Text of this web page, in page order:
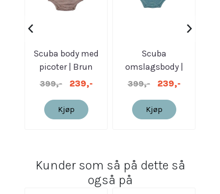
Scuba body med
picoter | Brun
melert
399,- 239,-
Kjøp
Scuba
omslagsbody |
Grønn melert
399,- 239,-
Kjøp
‹ ›
Kunder som så på dette så
også på